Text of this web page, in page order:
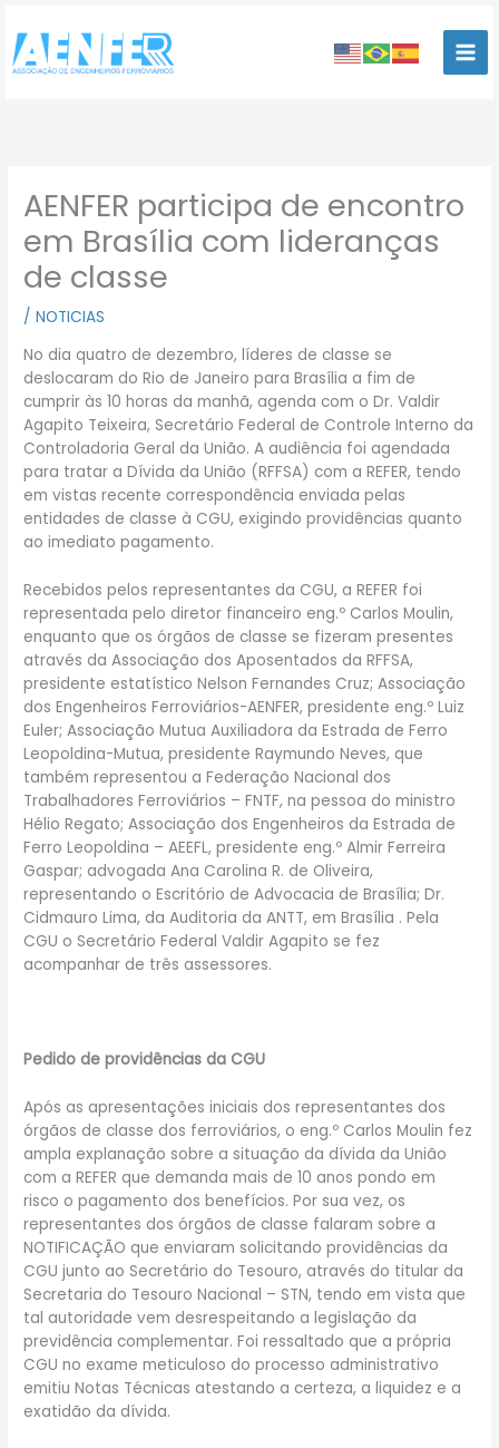
para
conteúdo
AENFER participa de encontro
em Brasília com lideranças
de classe
/NOTICIAS
No dia quatro de dezembro, líderes de classe se
deslocaram do Rio de Janeiro para Brasília a fim de
cumprir às 10 horas da manhã, agenda com o Dr. Valdir
Agapito Teixeira, Secretário Federal de Controle Interno da
Controladoria Geral da União. A audiência foi agendada
para tratar a Dívida da União (RFFSA) com a REFER, tendo
em vistas recente correspondência enviada pelas
entidades de classe à CGU, exigindo providências quanto
ao imediato pagamento.
Recebidos pelos representantes da CGU, a REFER foi
representada pelo diretor financeiro eng.º Carlos Moulin,
enquanto que os órgãos de classe se fizeram presentes
através da Associação dos Aposentados da RFFSA,
presidente estatístico Nelson Fernandes Cruz; Associação
dos Engenheiros Ferroviários-AENFER, presidente eng.º Luiz
Euler; Associação Mutua Auxiliadora da Estrada de Ferro
Leopoldina-Mutua, presidente Raymundo Neves, que
também representou a Federação Nacional dos
Trabalhadores Ferroviários – FNTF, na pessoa do ministro
Hélio Regato; Associação dos Engenheiros da Estrada de
Ferro Leopoldina – AEEFL, presidente eng.º Almir Ferreira
Gaspar; advogada Ana Carolina R. de Oliveira,
representando o Escritório de Advocacia de Brasília; Dr.
Cidmauro Lima, da Auditoria da ANTT, em Brasília . Pela
CGU o Secretário Federal Valdir Agapito se fez
acompanhar de três assessores.
Pedido de providências da CGU
Após as apresentações iniciais dos representantes dos
órgãos de classe dos ferroviários, o eng.º Carlos Moulin fez
ampla explanação sobre a situação da dívida da União
com a REFER que demanda mais de 10 anos pondo em
risco o pagamento dos benefícios. Por sua vez, os
representantes dos órgãos de classe falaram sobre a
NOTIFICAÇÃO que enviaram solicitando providências da
CGU junto ao Secretário do Tesouro, através do titular da
Secretaria do Tesouro Nacional – STN, tendo em vista que
tal autoridade vem desrespeitando a legislação da
previdência complementar. Foi ressaltado que a própria
CGU no exame meticuloso do processo administrativo
emitiu Notas Técnicas atestando a certeza, a liquidez e a
exatidão da dívida.